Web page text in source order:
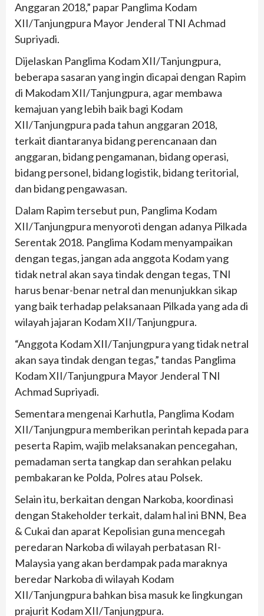
Anggaran 2018,” papar Panglima Kodam
XII/Tanjungpura Mayor Jenderal TNI Achmad
Supriyadi.
Dijelaskan Panglima Kodam XII/Tanjungpura,
beberapa sasaran yang ingin dicapai dengan Rapim
di Makodam XII/Tanjungpura, agar membawa
kemajuan yang lebih baik bagi Kodam
XII/Tanjungpura pada tahun anggaran 2018,
terkait diantaranya bidang perencanaan dan
anggaran, bidang pengamanan, bidang operasi,
bidang personel, bidang logistik, bidang teritorial,
dan bidang pengawasan.
Dalam Rapim tersebut pun, Panglima Kodam
XII/Tanjungpura menyoroti dengan adanya Pilkada
Serentak 2018. Panglima Kodam menyampaikan
dengan tegas, jangan ada anggota Kodam yang
tidak netral akan saya tindak dengan tegas, TNI
harus benar-benar netral dan menunjukkan sikap
yang baik terhadap pelaksanaan Pilkada yang ada di
wilayah jajaran Kodam XII/Tanjungpura.
“Anggota Kodam XII/Tanjungpura yang tidak netral
akan saya tindak dengan tegas,” tandas Panglima
Kodam XII/Tanjungpura Mayor Jenderal TNI
Achmad Supriyadi.
Sementara mengenai Karhutla, Panglima Kodam
XII/Tanjungpura memberikan perintah kepada para
peserta Rapim, wajib melaksanakan pencegahan,
pemadaman serta tangkap dan serahkan pelaku
pembakaran ke Polda, Polres atau Polsek.
Selain itu, berkaitan dengan Narkoba, koordinasi
dengan Stakeholder terkait, dalam hal ini BNN, Bea
& Cukai dan aparat Kepolisian guna mencegah
peredaran Narkoba di wilayah perbatasan RI-
Malaysia yang akan berdampak pada maraknya
beredar Narkoba di wilayah Kodam
XII/Tanjungpura bahkan bisa masuk ke lingkungan
prajurit Kodam XII/Tanjungpura.